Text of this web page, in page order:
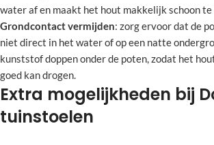
water af en maakt het hout makkelijk schoon te
Grondcontact vermijden: zorg ervoor dat de
niet direct in het water of op een natte
kunststof doppen onder de poten, zodat het
goed kan drogen.
Extra mogelijkheden bij
tuinstoelen